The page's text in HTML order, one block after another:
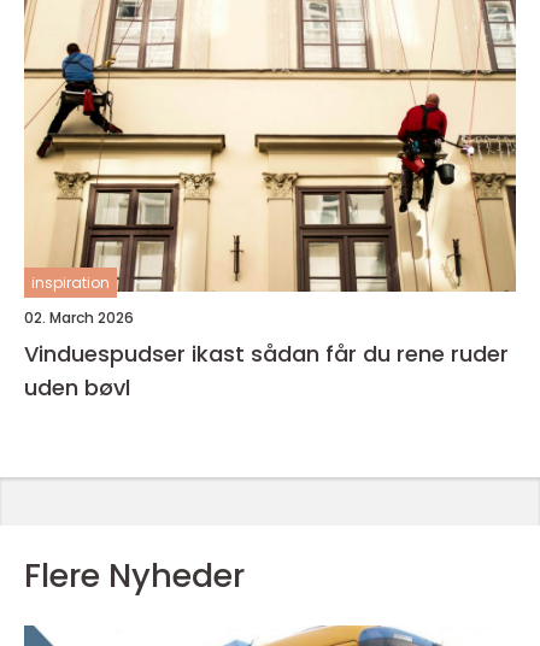
inspiration
02. March 2026
Vinduespudser ikast sådan får du rene ruder
uden bøvl
Flere Nyheder